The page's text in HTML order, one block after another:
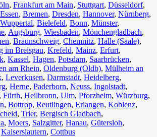
, Frankfurt am Main, Stuttgart, Düsseldorf,
Essen, Bremen, Dresden, Hannover, Nürnberg,
Wuppertal⁠, Bielefeld⁠, Bonn⁠, Münster⁠,
, Augsburg, Wiesbaden⁠, Mönchengladbach⁠,
, Braunschweig, Chemnitz⁠, Halle (Saale)⁠,
im Breisgau⁠, Krefeld⁠, Mainz⁠, Erfurt,
, Kassel⁠, Hagen, Potsdam, Saarbrücken⁠,
am Rhein⁠, Oldenburg (Oldb), Mülheim an
, Leverkusen, Darmstadt⁠, Heidelberg,
, Herne⁠, Paderborn, Neuss, Ingolstadt,
, Fürth⁠, Heilbronn, Ulm⁠, Pforzheim, Würzburg,
, Bottrop, Reutlingen, Erlangen⁠, Koblenz,
, Trier⁠, Bergisch Gladbach,
, Moers⁠, Salzgitter⁠, Hanau, Gütersloh,
Kaiserslautern⁠, Cottbus⁠